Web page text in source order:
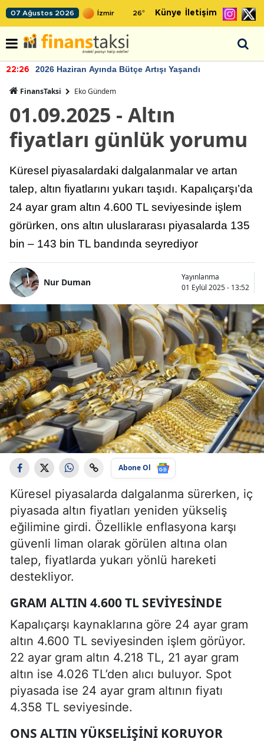
07 Ağustos 2026 26° Künye İletişim
22:26 2026 Haziran Ayında Bütçe Artışı Yaşandı
FinansTaksi Eko Gündem
01.09.2025 - Altın
fiyatları günlük yorumu
Küresel piyasalardaki dalgalanmalar ve artan
talep, altın fiyatlarını yukarı taşıdı. Kapalıçarşı’da
24 ayar gram altın 4.600 TL seviyesinde işlem
görürken, ons altın uluslararası piyasalarda 135
bin – 143 bin TL bandında seyrediyor
Nur Duman
Yayınlanma
01 Eylül 2025 - 13:52
Abone Ol
Küresel piyasalarda dalgalanma sürerken, iç
piyasada altın fiyatları yeniden yükseliş
eğilimine girdi. Özellikle enflasyona karşı
güvenli liman olarak görülen altına olan
talep, fiyatlarda yukarı yönlü hareketi
destekliyor.
GRAM ALTIN 4.600 TL SEVIYESINDE
Kapalıçarşı kaynaklarına göre 24 ayar gram
altın 4.600 TL seviyesinden işlem görüyor.
22 ayar gram altın 4.218 TL, 21 ayar gram
altın ise 4.026 TL’den alıcı buluyor. Spot
piyasada ise 24 ayar gram altının fiyatı
4.358 TL seviyesinde.
ONS ALTIN YÜKSELIŞINI KORUYOR